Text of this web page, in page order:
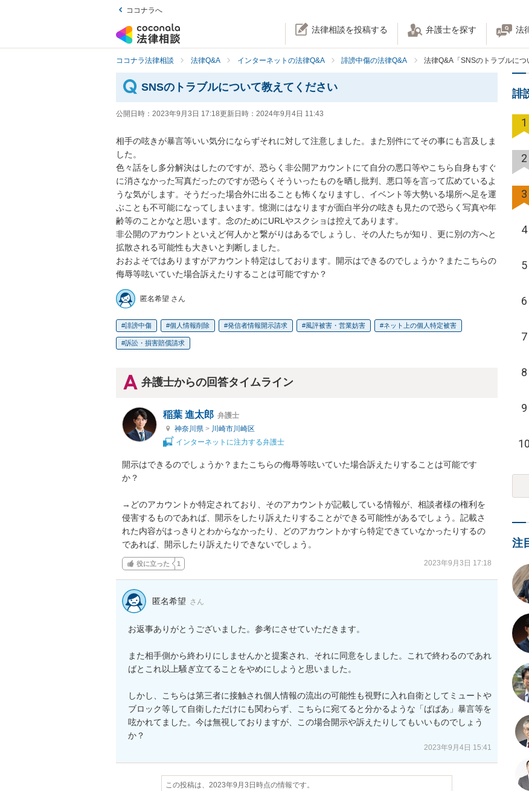
ココナラへ
法律相談を投稿する 弁護士を探す 法
ココナラ法律相談 法律Q&A インターネットの法律Q&A 誹謗中傷の法律Q&A 法律Q&A「SNSのトラブルにつ
SNSのトラブルについて教えてください
公開日時： 2023年9月3日 17:18更新日時： 2024年9月4日 11:43
相手の呟きが暴言等いい気分にならずそれに対して注意しました。また別件にてその事にも言及しま
した。
色々話をし多分解決はしたのですが、恐らく非公開アカウントにて自分の悪口等やこちら自身もすぐ
に消さなかった写真だったのですが恐らくそういったものを晒し批判、悪口等を言って広めているよ
うな気がします。そうだった場合外に出ることも怖くなりますし、イベント等大勢いる場所へ足を運
ぶことも不可能になってしまいます。憶測にはなりますが面白半分の呟きも見たので恐らく写真や年
齢等のことかなと思います。念のためにURLやスクショは控えてあります。
非公開のアカウントといえど何人かと繋がりはあるでしょうし、その人たちが知り、更に別の方へと
拡散される可能性も大きいと判断しました。
おおよそではありますがアカウント特定はしております。開示はできるのでしょうか？またこちらの
侮辱等呟いていた場合訴えたりすることは可能ですか？
匿名希望 さん
誹謗中傷 個人情報削除 発信者情報開示請求 風評被害・営業妨害 ネット上の個人特定被害
訴訟・損害賠償請求
弁護士からの回答タイムライン
稲葉 進太郎 弁護士
神奈川県 > 川崎市川崎区
インターネットに注力する弁護士
開示はできるのでしょうか？またこちらの侮辱等呟いていた場合訴えたりすることは可能です
か？
→どのアカウントか特定されており、そのアカウントが記載している情報が、相談者様の権利を
侵害するものであれば、開示をしたり訴えたりすることができる可能性があるでしょう。記載さ
れた内容がはっきりとわからなかったり、どのアカウントかすら特定できていなかったりするの
であれば、開示したり訴えたりできないでしょう。
役に立った 1 2023年9月3日 17:18
匿名希望 さん
お返事ありがとうございました。参考にさせていただきます。
また相手側から終わりにしませんかと提案され、それに同意をしました。これで終わるのであれ
ばとこれ以上騒ぎ立てることをやめにしようと思いました。
しかし、こちらは第三者に接触され個人情報の流出の可能性も視野に入れ自衛としてミュートや
ブロック等して自衛しただけにも関わらず、こちらに宛てると分かるような「ばばあ」暴言等を
呟かれてました。今は無視しておりますが、この場合開示や訴えたりしてもいいものでしょう
か？
2023年9月4日 15:41
この投稿は、2023年9月3日時点の情報です。
誹
1
2
3
4
5
6
7
8
9
10
注